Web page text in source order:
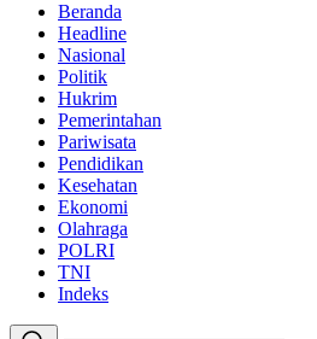
Beranda
Headline
Nasional
Politik
Hukrim
Pemerintahan
Pariwisata
Pendidikan
Kesehatan
Ekonomi
Olahraga
POLRI
TNI
Indeks